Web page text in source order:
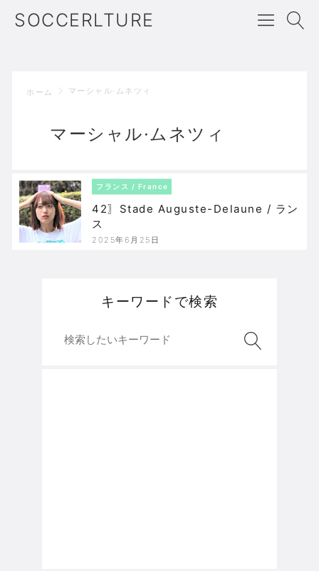
SOCCERLTURE
ホーム マーシャル·ムネツィ
マーシャル·ムネツィ
フランス / France
42〗Stade Auguste-Delaune / ラン
ス
2025年6月25日
キーワードで検索